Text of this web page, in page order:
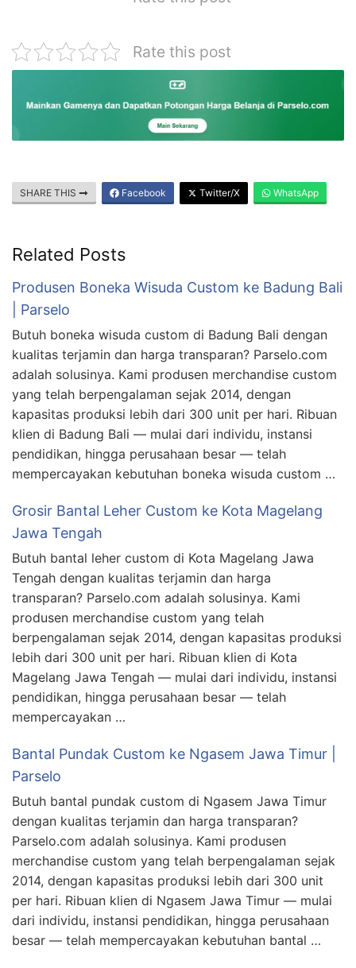
Rate this post
SHARE THIS Facebook Twitter/X WhatsApp
Related Posts
Produsen Boneka Wisuda Custom ke Badung Bali
| Parselo
Butuh boneka wisuda custom di Badung Bali dengan
kualitas terjamin dan harga transparan? Parselo.com
adalah solusinya. Kami produsen merchandise custom
yang telah berpengalaman sejak 2014, dengan
kapasitas produksi lebih dari 300 unit per hari. Ribuan
klien di Badung Bali — mulai dari individu, instansi
pendidikan, hingga perusahaan besar — telah
mempercayakan kebutuhan boneka wisuda custom …
Grosir Bantal Leher Custom ke Kota Magelang
Jawa Tengah
Butuh bantal leher custom di Kota Magelang Jawa
Tengah dengan kualitas terjamin dan harga
transparan? Parselo.com adalah solusinya. Kami
produsen merchandise custom yang telah
berpengalaman sejak 2014, dengan kapasitas produksi
lebih dari 300 unit per hari. Ribuan klien di Kota
Magelang Jawa Tengah — mulai dari individu, instansi
pendidikan, hingga perusahaan besar — telah
mempercayakan …
Bantal Pundak Custom ke Ngasem Jawa Timur |
Parselo
Butuh bantal pundak custom di Ngasem Jawa Timur
dengan kualitas terjamin dan harga transparan?
Parselo.com adalah solusinya. Kami produsen
merchandise custom yang telah berpengalaman sejak
2014, dengan kapasitas produksi lebih dari 300 unit
per hari. Ribuan klien di Ngasem Jawa Timur — mulai
dari individu, instansi pendidikan, hingga perusahaan
besar — telah mempercayakan kebutuhan bantal …